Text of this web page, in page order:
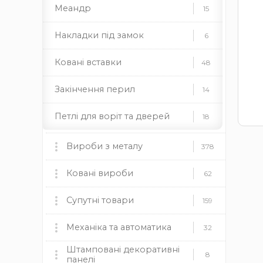
Меандр 15
Накладки під замок 6
Ковані вставки 48
Закінчення перил 14
Петлі для воріт та дверей 18
Ковані піки 64
Підкови 2
Ковані полоси 90
Ковані поручні 5
Профілі для хомутів 4
Вироби з металу 378
Мангали, пічки та аксесуари 60
мангали пічки
Камінні топки BOKAR
Ковані вироби 62
Ковані ворота 9
Ковані огорожі 12
Ковані навіси 8
Супутні товари 159
Пластикові заглушки 37
круглі прямокутні квадратні
Механіка та автоматика 32
Механіка 19
Штамповані декоративні
панелі
8